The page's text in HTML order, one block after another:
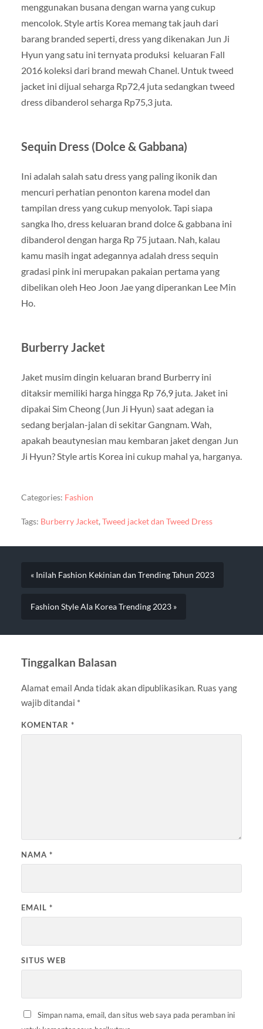
menggunakan busana dengan warna yang cukup
mencolok. Style artis Korea memang tak jauh dari
barang branded seperti, dress yang dikenakan Jun Ji
Hyun yang satu ini ternyata produksi keluaran Fall
2016 koleksi dari brand mewah Chanel. Untuk tweed
jacket ini dijual seharga Rp72,4 juta sedangkan tweed
dress dibanderol seharga Rp75,3 juta.
Sequin Dress (Dolce & Gabbana)
Ini adalah salah satu dress yang paling ikonik dan
mencuri perhatian penonton karena model dan
tampilan dress yang cukup menyolok. Tapi siapa
sangka lho, dress keluaran brand dolce & gabbana ini
dibanderol dengan harga Rp 75 jutaan. Nah, kalau
kamu masih ingat adegannya adalah dress sequin
gradasi pink ini merupakan pakaian pertama yang
dibelikan oleh Heo Joon Jae yang diperankan Lee Min
Ho.
Burberry Jacket
Jaket musim dingin keluaran brand Burberry ini
ditaksir memiliki harga hingga Rp 76,9 juta. Jaket ini
dipakai Sim Cheong (Jun Ji Hyun) saat adegan ia
sedang berjalan-jalan di sekitar Gangnam. Wah,
apakah beautynesian mau kembaran jaket dengan Jun
Ji Hyun? Style artis Korea ini cukup mahal ya, harganya.
Categories: Fashion
Tags: Burberry Jacket, Tweed jacket dan Tweed Dress
« Inilah Fashion Kekinian dan Trending Tahun 2023
Fashion Style Ala Korea Trending 2023 »
Tinggalkan Balasan
Alamat email Anda tidak akan dipublikasikan. Ruas yang
wajib ditandai *
KOMENTAR *
NAMA *
EMAIL *
SITUS WEB
Simpan nama, email, dan situs web saya pada peramban ini